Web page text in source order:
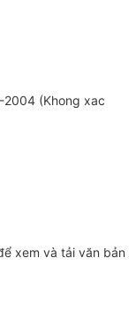
2004 (Khong xac
xem và tải văn bản